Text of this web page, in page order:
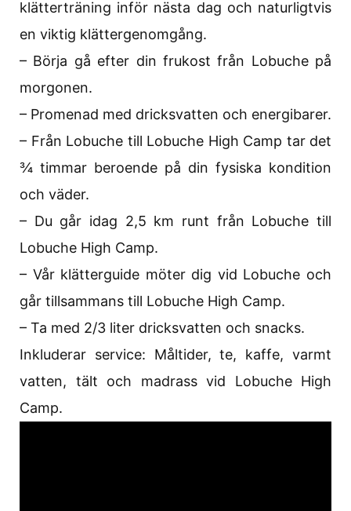
klätterträning inför nästa dag och naturligtvis
en viktig klättergenomgång.
– Börja gå efter din frukost från Lobuche på
morgonen.
– Promenad med dricksvatten och energibarer.
– Från Lobuche till Lobuche High Camp tar det
¾ timmar beroende på din fysiska kondition
och väder.
– Du går idag 2,5 km runt från Lobuche till
Lobuche High Camp.
– Vår klätterguide möter dig vid Lobuche och
går tillsammans till Lobuche High Camp.
– Ta med 2/3 liter dricksvatten och snacks.
Inkluderar service: Måltider, te, kaffe, varmt
vatten, tält och madrass vid Lobuche High
Camp.